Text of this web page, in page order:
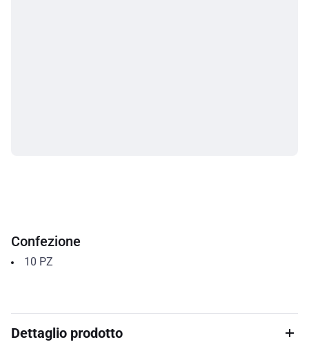
Confezione
10 PZ
Dettaglio prodotto